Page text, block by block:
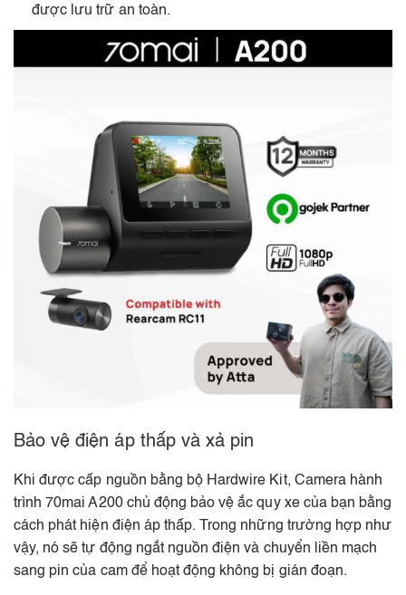
được lưu trữ an toàn.
Bảo vệ điện áp thấp và xả pin
Khi được cấp nguồn bằng bộ Hardwire Kit, Camera hành
trình 70mai A200 chủ động bảo vệ ắc quy xe của bạn bằng
cách phát hiện điện áp thấp. Trong những trường hợp như
vậy, nó sẽ tự động ngắt nguồn điện và chuyển liền mạch
sang pin của cam để hoạt động không bị gián đoạn.